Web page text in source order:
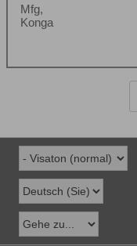
Mfg,
Konga